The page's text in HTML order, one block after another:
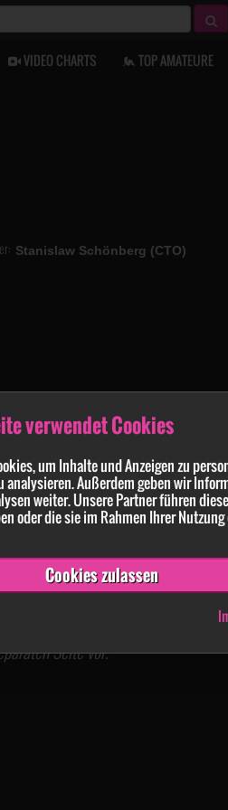
verwendet Cookies
um Inhalte und Anzeigen zu
analysieren. Außerdem geben wir
weiter. Unsere Partner führen
oder die sie im Rahmen Ihrer
Cookies zulassen
VIDEO CHARTS TOP AMATEURE
(OS)
oder verpflichtet,
Bildarchive auf Big7.com
Seite vor.